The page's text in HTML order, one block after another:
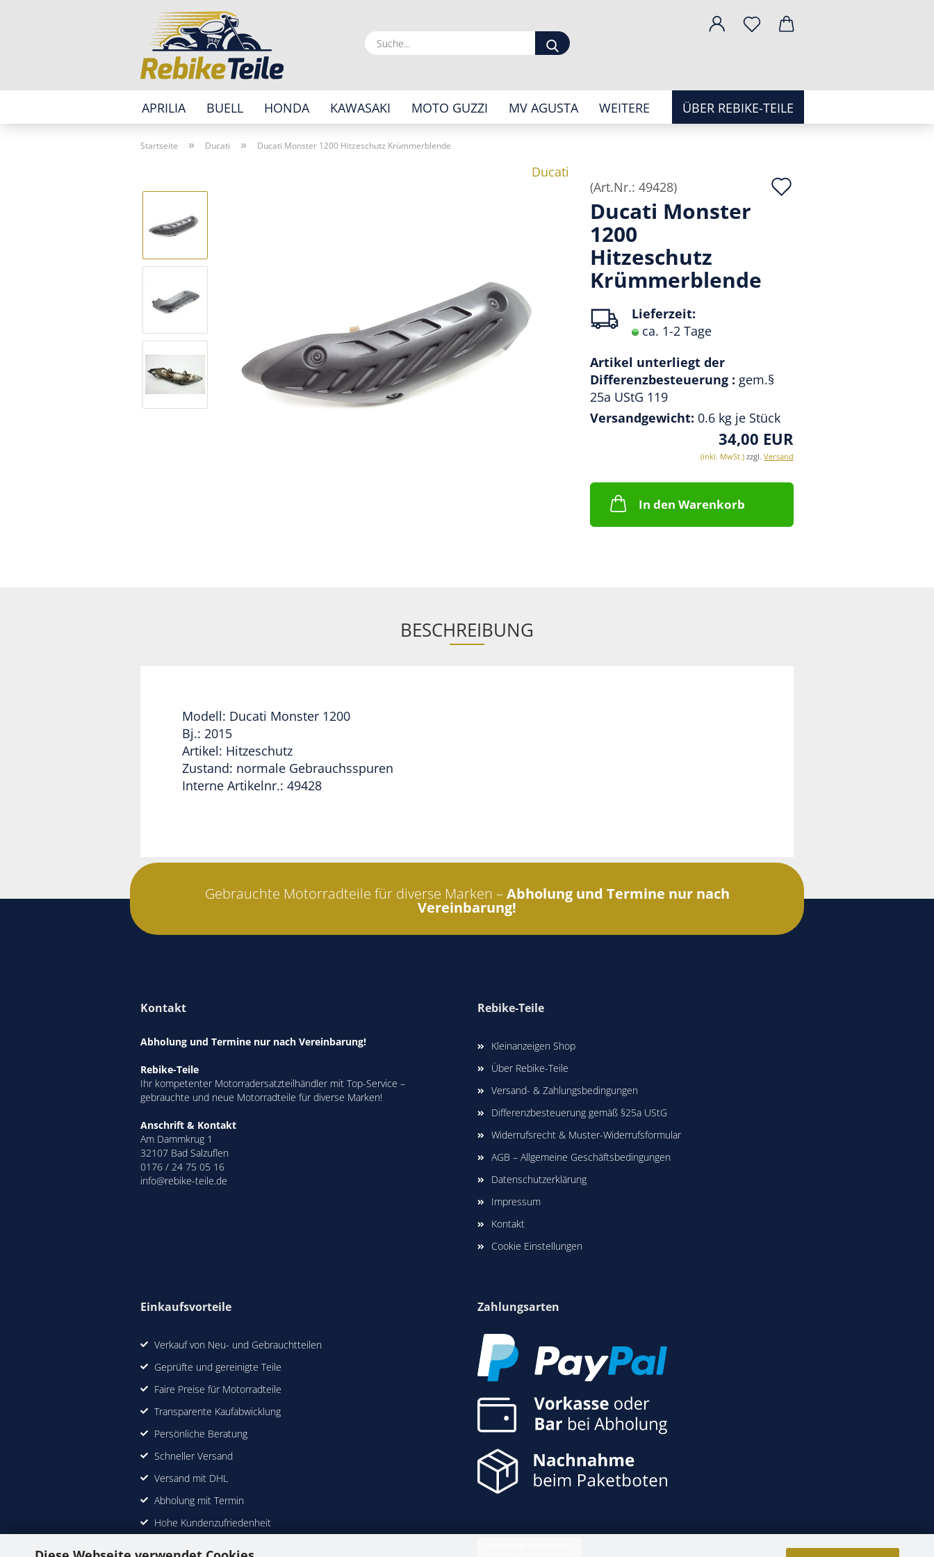
Suche...
APRILIA BUELL HONDA KAWASAKI MOTO GUZZI MV AGUSTA ÜBER REBIKE-TEILE
WEITERE
Startseite » Ducati » Ducati Monster 1200 Hitzeschutz Krümmerblende
Ducati
(Art.Nr.: 49428)
Ducati Monster
1200
Hitzeschutz
Krümmerblende
Lieferzeit:
ca. 1-2 Tage
Artikel unterliegt der
Differenzbesteuerung : gem.§
25a UStG 119
Versandgewicht: 0.6kg je Stück
34,00 EUR
(inkl. MwSt.)zzgl. Versand
In den Warenkorb
BESCHREIBUNG
Modell: Ducati Monster 1200
Bj.: 2015
Artikel: Hitzeschutz
Zustand: normale Gebrauchsspuren
Interne Artikelnr.: 49428
Gebrauchte Motorradteile für diverse Marken –Abholung und Termine nur nach
Vereinbarung!
Kontakt
Abholung und Termine nur nach Vereinbarung!
Rebike-Teile
Ihr kompetenter Motorradersatzteilhändler mit Top-Service –
gebrauchte und neue Motorradteile für diverse Marken!
Anschrift & Kontakt
Am Dammkrug 1
32107 Bad Salzuflen
0176 / 24 75 05 16
info@rebike-teile.de
Rebike-Teile
Kleinanzeigen Shop
Über Rebike-Teile
Versand- & Zahlungsbedingungen
Differenzbesteuerung gemäß §25a UStG
Widerrufsrecht & Muster-Widerrufsformular
AGB – Allgemeine Geschäftsbedingungen
Datenschutzerklärung
Impressum
Kontakt
Cookie Einstellungen
Einkaufsvorteile
Verkauf von Neu- und Gebrauchtteilen
Geprüfte und gereinigte Teile
Faire Preise für Motorradteile
Transparente Kaufabwicklung
Persönliche Beratung
Schneller Versand
Versand mit DHL
Abholung mit Termin
Hohe Kundenzufriedenheit
Zahlungsarten